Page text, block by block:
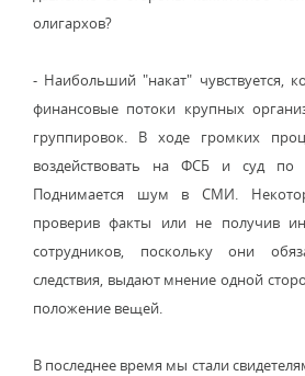
олигархов?
- Наибольший "накат" чувствуется,
финансовые потоки крупных
группировок. В ходе громких
воздействовать на ФСБ и суд по
Поднимается шум в СМИ.
проверив факты или не получив
сотрудников, поскольку они
следствия, выдают мнение одной
положение вещей.
В последнее время мы стали